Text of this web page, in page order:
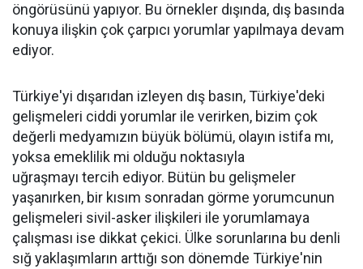
öngörüsünü yapıyor. Bu örnekler dışında, dış basında
konuya ilişkin çok çarpıcı yorumlar yapılmaya devam
ediyor.
Türkiye'yi dışarıdan izleyen dış basın, Türkiye'deki
gelişmeleri ciddi yorumlar ile verirken, bizim çok
değerli medyamızın büyük bölümü, olayın istifa mı,
yoksa emeklilik mi olduğu noktasıyla
uğraşmayı tercih ediyor. Bütün bu gelişmeler
yaşanırken, bir kısım sonradan görme yorumcunun
gelişmeleri sivil-asker ilişkileri ile yorumlamaya
çalışması ise dikkat çekici. Ülke sorunlarına bu denli
sığ yaklaşımların arttığı son dönemde Türkiye'nin